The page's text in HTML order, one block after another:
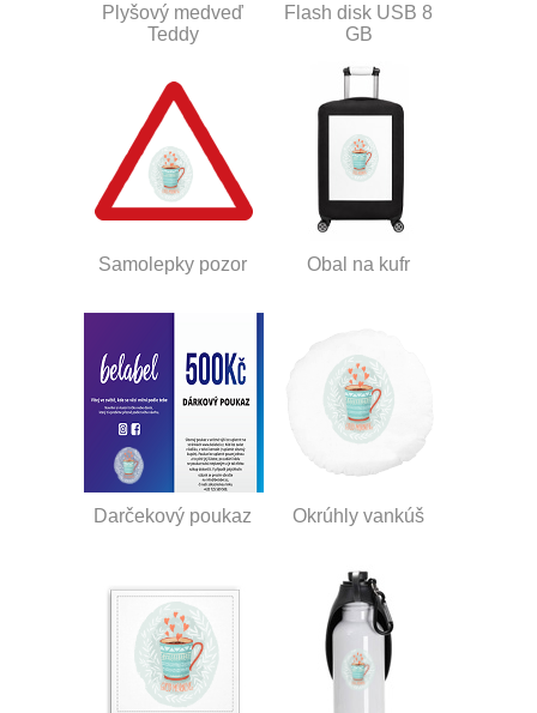
Plyšový medveď
Teddy
Flash disk USB 8
GB
Samolepky pozor Obal na kufr
Darčekový poukaz Okrúhly vankúš